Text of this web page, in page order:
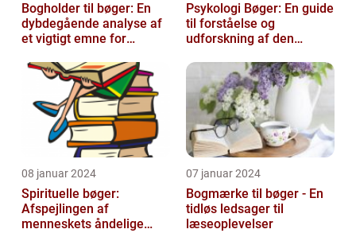
Bogholder til bøger: En
dybdegående analyse af
et vigtigt emne for
personer
Psykologi Bøger: En guide
til forståelse og
udforskning af den
08 januar 2024
Spirituelle bøger:
Afspejlingen af
menneskets åndelige
07 januar 2024
Bogmærke til bøger - En
tidløs ledsager til
læseoplevelser